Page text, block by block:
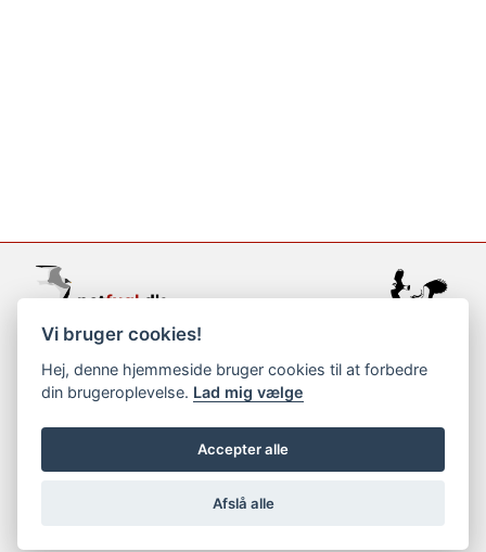
support@netfugl.dk
copyright © 2002-2023
Vi bruger cookies!
Hej, denne hjemmeside bruger cookies til at forbedre
din brugeroplevelse. Lad mig vælge
Accepter alle
Afslå alle